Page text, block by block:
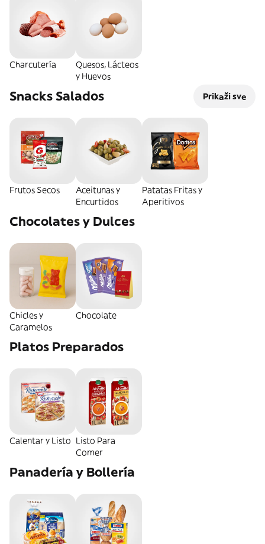
Charcutería
Quesos, Lácteos
y Huevos
Snacks Salados Prikaži sve
Frutos Secos
Aceitunas y
Encurtidos
Patatas Fritas y
Aperitivos
Chocolates y Dulces
Chicles y
Caramelos
Chocolate
Platos Preparados
Calentar y Listo Listo Para
Comer
Panadería y Bollería